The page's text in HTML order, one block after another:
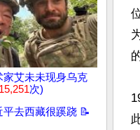
家艾未未现身乌克
次)
平去西藏很蹊跷 📝